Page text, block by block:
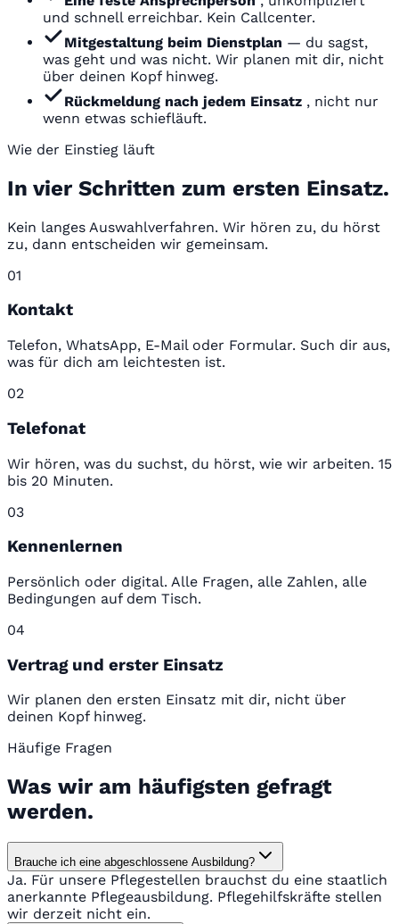
und schnell erreichbar. Kein Callcenter.
Mitgestaltung beim Dienstplan — du sagst,
was geht und was nicht. Wir planen mit dir, nicht
über deinen Kopf hinweg.
Rückmeldung nach jedem Einsatz , nicht nur
wenn etwas schiefläuft.
Wie der Einstieg läuft
In vier Schritten zum ersten Einsatz.
Kein langes Auswahlverfahren. Wir hören zu, du hörst
zu, dann entscheiden wir gemeinsam.
01
Kontakt
Telefon, WhatsApp, E-Mail oder Formular. Such dir aus,
was für dich am leichtesten ist.
02
Telefonat
Wir hören, was du suchst, du hörst, wie wir arbeiten. 15
bis 20 Minuten.
03
Kennenlernen
Persönlich oder digital. Alle Fragen, alle Zahlen, alle
Bedingungen auf dem Tisch.
04
Vertrag und erster Einsatz
Wir planen den ersten Einsatz mit dir, nicht über
deinen Kopf hinweg.
Häufige Fragen
Was wir am häufigsten gefragt
werden.
Brauche ich eine abgeschlossene Ausbildung?
Ja. Für unsere Pflegestellen brauchst du eine staatlich
anerkannte Pflegeausbildung. Pflegehilfskräfte stellen
wir derzeit nicht ein.